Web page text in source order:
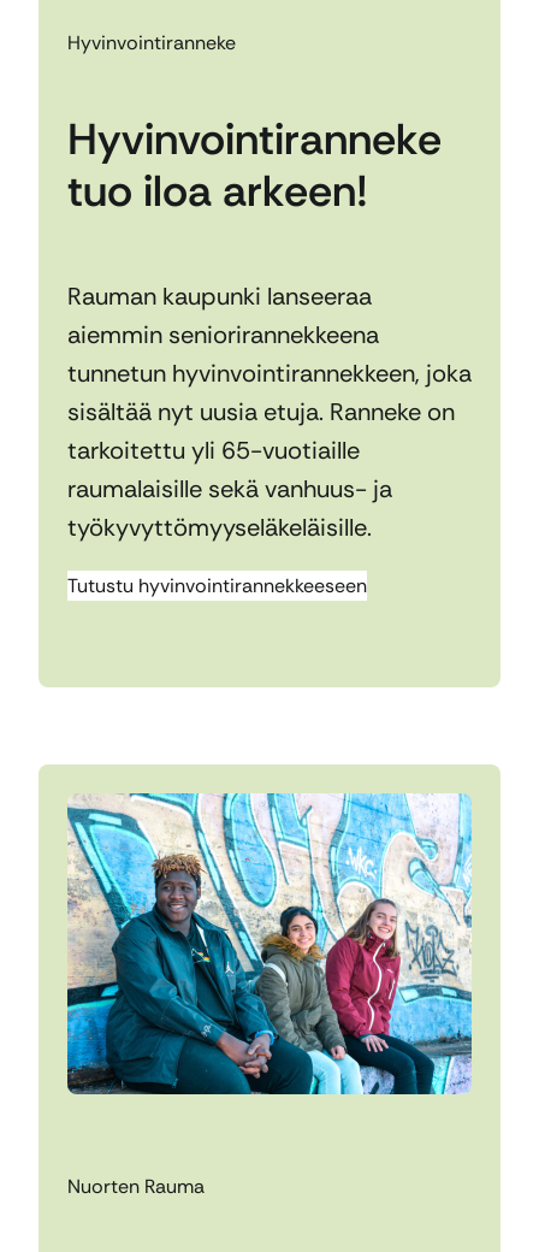
Hyvinvointiranneke
Hyvinvointiranneke
tuo iloa arkeen!
Rauman kaupunki lanseeraa
aiemmin seniorirannekkeena
tunnetun hyvinvointirannekkeen, joka
sisältää nyt uusia etuja. Ranneke on
tarkoitettu yli 65-vuotiaille
raumalaisille sekä vanhuus- ja
työkyvyttömyyseläkeläisille.
Tutustu hyvinvointirannekkeeseen
Nuorten Rauma